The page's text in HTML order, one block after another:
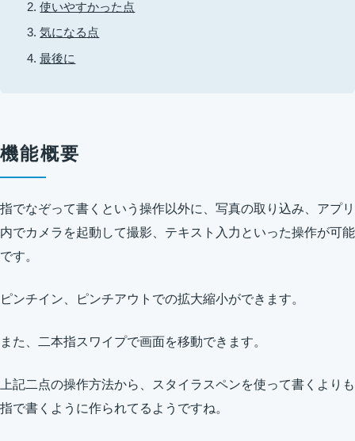
使いやすかった点
気になる点
最後に
機能概要
指でなぞって書くという操作以外に、写真の取り込み、アプリ
内でカメラを起動して撮影、テキスト入力といった操作が可能
です。
ピンチイン、ピンチアウトでの拡大縮小ができます。
また、二本指スワイプで画面を移動できます。
上記二点の操作方法から、スタイラスペンを使って書くよりも
指で書くように作られてるようですね。